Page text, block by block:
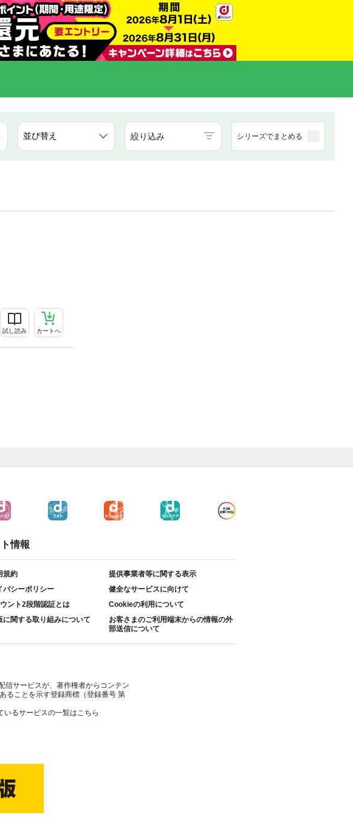
絞り込み シリーズでまとめる
試し読み カートへ
情報
規約
提供事業者等に関する表示
バシーポリシー
健全なサービスに向けて
ント2段階認証とは
Cookieの利用について
に関する取り組みについて
お客さまのご利用端末からの情報の外
部送信について
信サービスが、著作権者からコンテン
ることを示す登録商標（登録番号 第
いるサービスの一覧はこちら